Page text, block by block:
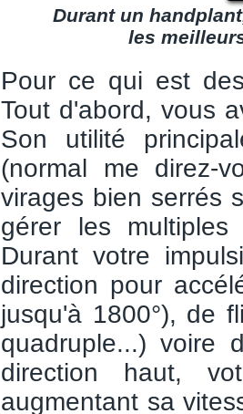
Durant un
les
Pour ce qui est
Tout d'abord, vous
Son utilité
(normal me direz-
virages bien serrés
gérer les
Durant votre
direction pour
jusqu'à 1800°), de
quadruple...)
direction haut,
augmentant sa